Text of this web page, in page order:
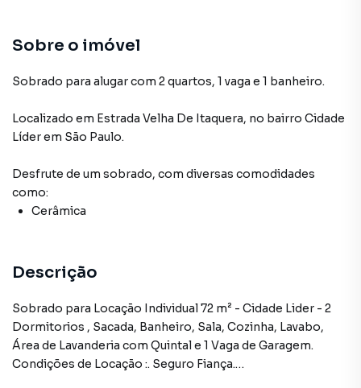
Sobre o imóvel
Sobrado para alugar com 2 quartos, 1 vaga e 1 banheiro.
Localizado em Estrada Velha De Itaquera, no bairro Cidade
Líderem São Paulo.
Desfrute de um sobrado, com diversas comodidades
como:
Cerâmica
Descrição
Sobrado para Locação Individual 72 m² - Cidade Lider - 2
Dormitorios , Sacada, Banheiro, Sala, Cozinha, Lavabo,
Área de Lavanderia com Quintal e 1 Vaga de Garagem.
Condições de Locação :. Seguro Fiança.